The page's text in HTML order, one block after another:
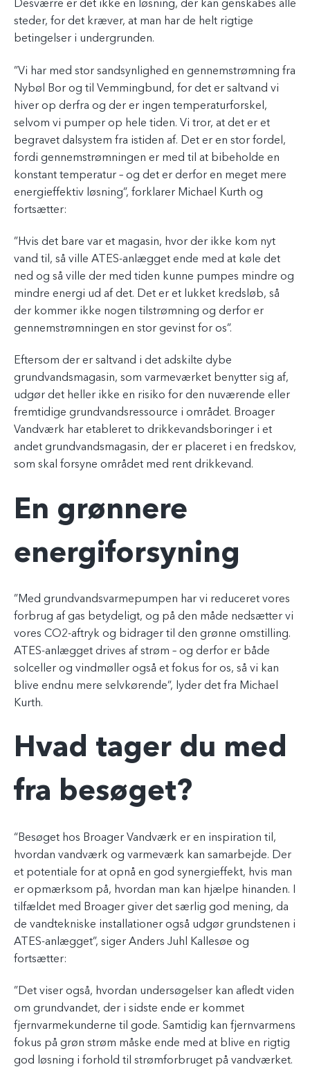
Desværre er det ikke en løsning, der kan genskabes alle
steder, for det kræver, at man har de helt rigtige
betingelser i undergrunden.
”Vi har med stor sandsynlighed en gennemstrømning fra
Nybøl Bor og til Vemmingbund, for det er saltvand vi
hiver op derfra og der er ingen temperaturforskel,
selvom vi pumper op hele tiden. Vi tror, at det er et
begravet dalsystem fra istiden af. Det er en stor fordel,
fordi gennemstrømningen er med til at bibeholde en
konstant temperatur – og det er derfor en meget mere
energieffektiv løsning”, forklarer Michael Kurth og
fortsætter:
”Hvis det bare var et magasin, hvor der ikke kom nyt
vand til, så ville ATES-anlægget ende med at køle det
ned og så ville der med tiden kunne pumpes mindre og
mindre energi ud af det. Det er et lukket kredsløb, så
der kommer ikke nogen tilstrømning og derfor er
gennemstrømningen en stor gevinst for os”.
Eftersom der er saltvand i det adskilte dybe
grundvandsmagasin, som varmeværket benytter sig af,
udgør det heller ikke en risiko for den nuværende eller
fremtidige grundvandsressource i området. Broager
Vandværk har etableret to drikkevandsboringer i et
andet grundvandsmagasin, der er placeret i en fredskov,
som skal forsyne området med rent drikkevand.
En grønnere
energiforsyning
”Med grundvandsvarmepumpen har vi reduceret vores
forbrug af gas betydeligt, og på den måde nedsætter vi
vores CO2-aftryk og bidrager til den grønne omstilling.
ATES-anlægget drives af strøm – og derfor er både
solceller og vindmøller også et fokus for os, så vi kan
blive endnu mere selvkørende”, lyder det fra Michael
Kurth.
Hvad tager du med
fra besøget?
“Besøget hos Broager Vandværk er en inspiration til,
hvordan vandværk og varmeværk kan samarbejde. Der
et potentiale for at opnå en god synergieffekt, hvis man
er opmærksom på, hvordan man kan hjælpe hinanden. I
tilfældet med Broager giver det særlig god mening, da
de vandtekniske installationer også udgør grundstenen i
ATES-anlægget”, siger Anders Juhl Kallesøe og
fortsætter:
”Det viser også, hvordan undersøgelser kan afledt viden
om grundvandet, der i sidste ende er kommet
fjernvarmekunderne til gode. Samtidig kan fjernvarmens
fokus på grøn strøm måske ende med at blive en rigtig
god løsning i forhold til strømforbruget på vandværket.